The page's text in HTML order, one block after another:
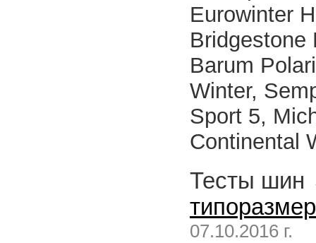
Eurowinter
Bridgestone
Barum
Winter,
Sport 5,
Continental
Тесты
07.10.2016 г.